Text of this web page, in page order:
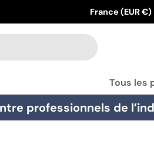
Pays
France (EUR €)
Tous les
professionnels de